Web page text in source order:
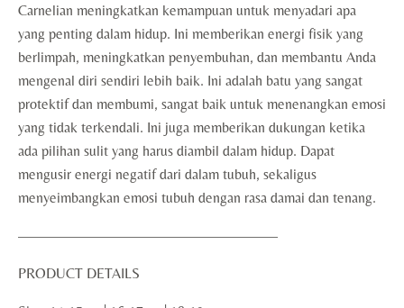
Carnelian meningkatkan kemampuan untuk menyadari apa
yang penting dalam hidup. Ini memberikan energi fisik yang
berlimpah, meningkatkan penyembuhan, dan membantu Anda
mengenal diri sendiri lebih baik. Ini adalah batu yang sangat
protektif dan membumi, sangat baik untuk menenangkan emosi
yang tidak terkendali. Ini juga memberikan dukungan ketika
ada pilihan sulit yang harus diambil dalam hidup. Dapat
mengusir energi negatif dari dalam tubuh, sekaligus
menyeimbangkan emosi tubuh dengan rasa damai dan tenang.
——————————————————
PRODUCT DETAILS